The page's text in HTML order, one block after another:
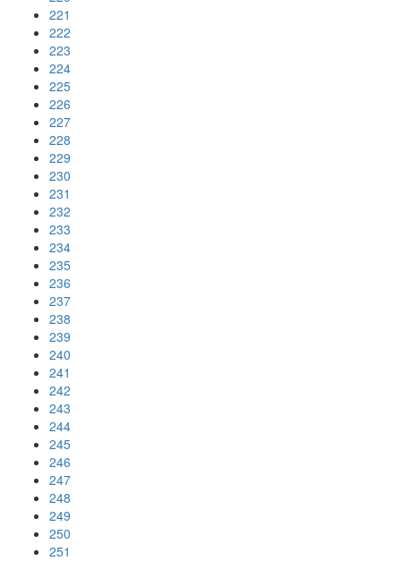
221
222
223
224
225
226
227
228
229
230
231
232
233
234
235
236
237
238
239
240
241
242
243
244
245
246
247
248
249
250
251